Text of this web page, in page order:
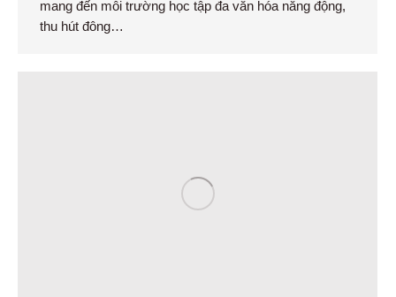
mang đến môi trường học tập đa văn hóa năng động,
thu hút đông…